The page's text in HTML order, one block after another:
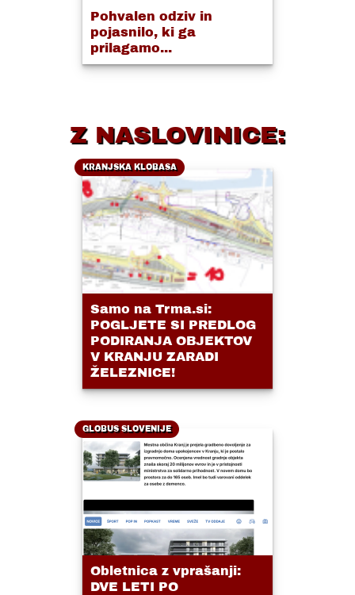
Pohvalen odziv in
pojasnilo, ki ga
prilagamo...
Z NASLOVINICE:
KRANJSKA KLOBASA
Samo na Trma.si:
POGLJETE SI PREDLOG
PODIRANJA OBJEKTOV
V KRANJU ZARADI
ŽELEZNICE!
GLOBUS SLOVENIJE
Obletnica z vprašanji:
DVE LETI PO